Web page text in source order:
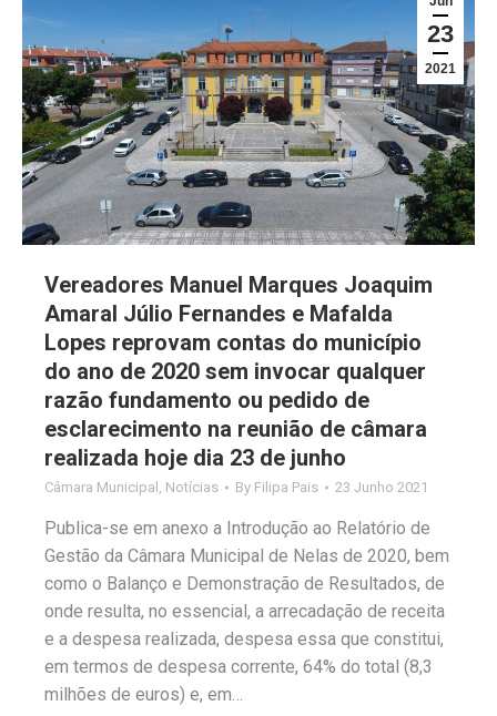
23
2021
Vereadores Manuel Marques Joaquim
Amaral Júlio Fernandes e Mafalda
Lopes reprovam contas do município
do ano de 2020 sem invocar qualquer
razão fundamento ou pedido de
esclarecimento na reunião de câmara
realizada hoje dia 23 de junho
Câmara Municipal , Notícias By Filipa Pais 23 Junho 2021
Publica-se em anexo a Introdução ao Relatório de
Gestão da Câmara Municipal de Nelas de 2020, bem
como o Balanço e Demonstração de Resultados, de
onde resulta, no essencial, a arrecadação de receita
e a despesa realizada, despesa essa que constitui,
em termos de despesa corrente, 64% do total (8,3
milhões de euros) e, em…